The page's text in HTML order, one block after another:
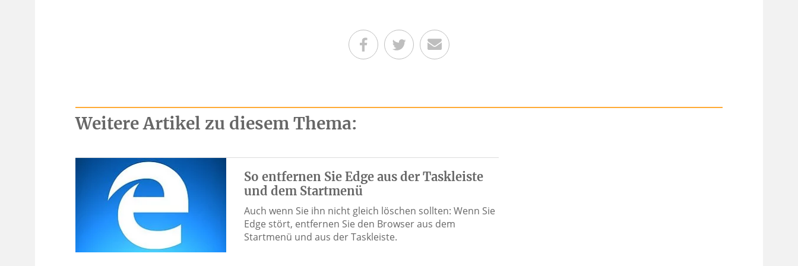
Teilen auf Facebook
Teilen auf Twitter
Per E-Mail senden
Weitere Artikel zu diesem Thema:
So entfernen Sie Edge aus der Taskleiste
und dem Startmenü
Auch wenn Sie ihn nicht gleich löschen sollten: Wenn Sie
Edge stört, entfernen Sie den Browser aus dem
Startmenü und aus der Taskleiste.